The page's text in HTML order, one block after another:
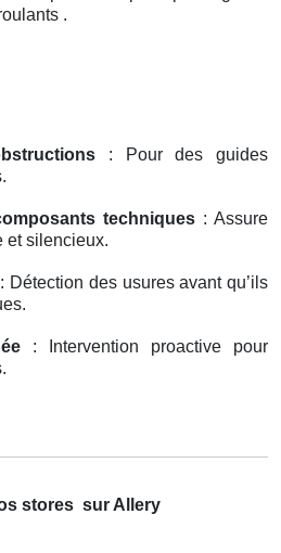
.
: Pour des guides
techniques : Assure
et silencieux.
Détection des usures avant qu’ils
: Intervention proactive pour
stores sur Allery